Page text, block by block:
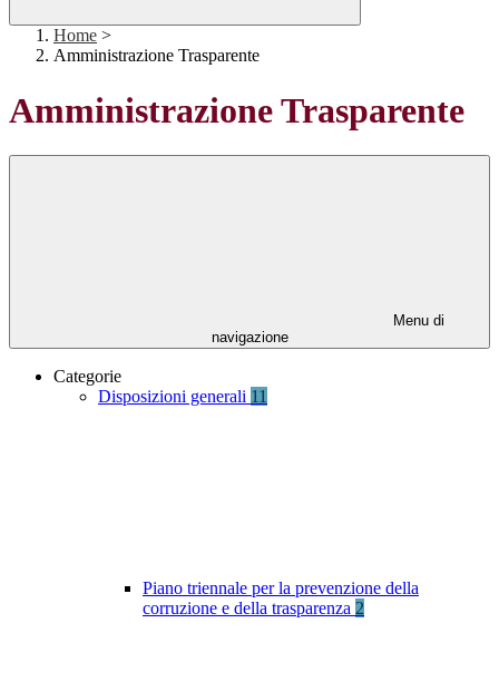
Home >
Amministrazione Trasparente
Amministrazione Trasparente
Menu di
navigazione
Categorie
Disposizioni generali 11
Piano triennale per la prevenzione della
corruzione e della trasparenza 2